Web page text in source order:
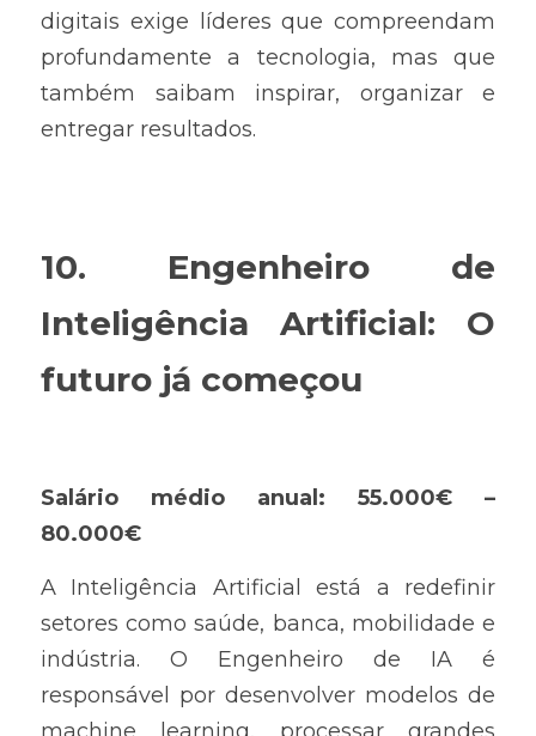
digitais exige líderes que compreendam
profundamente a tecnologia, mas que
também saibam inspirar, organizar e
entregar resultados.
10. Engenheiro de
Inteligência Artificial: O
futuro já começou
Salário médio anual: 55.000€ –
80.000€
A Inteligência Artificial está a redefinir
setores como saúde, banca, mobilidade e
indústria. O Engenheiro de IA é
responsável por desenvolver modelos de